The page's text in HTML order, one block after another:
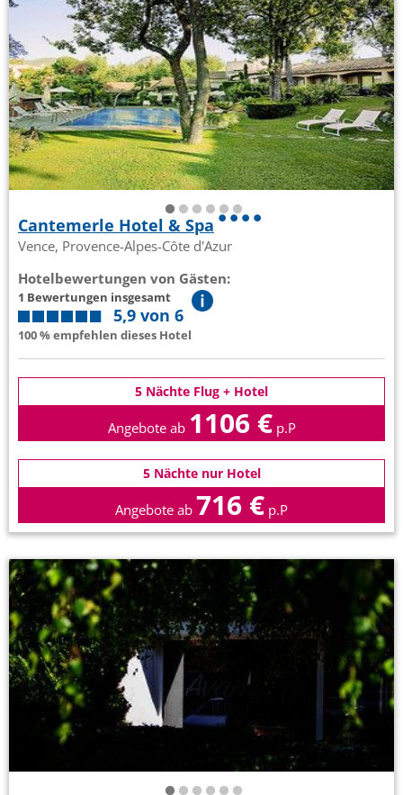
Cantemerle Hotel & Spa
Vence, Provence-Alpes-Côte d'Azur
Hotelbewertungen von Gästen:
1 Bewertungen insgesamt
5,9 von 6
100 % empfehlen dieses Hotel
5 Nächte Flug + Hotel
Angebote ab 1106 € p.P
5 Nächte nur Hotel
Angebote ab 716 € p.P